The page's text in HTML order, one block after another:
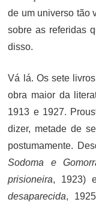
de um universo tão
sobre as referidas
disso.
Vá lá. Os sete
obra maior da
1913 e 1927.
dizer, metade de
postumamente.
Sodoma e
prisioneira, 1923)
desaparecida,